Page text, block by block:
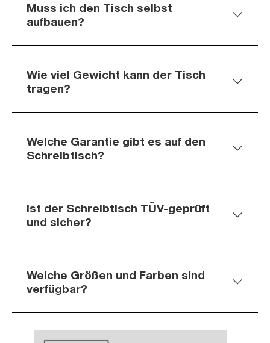
Muss ich den Tisch selbst
aufbauen?
Wie viel Gewicht kann der Tisch
tragen?
Welche Garantie gibt es auf den
Schreibtisch?
Ist der Schreibtisch TÜV-geprüft
und sicher?
Welche Größen und Farben sind
verfügbar?